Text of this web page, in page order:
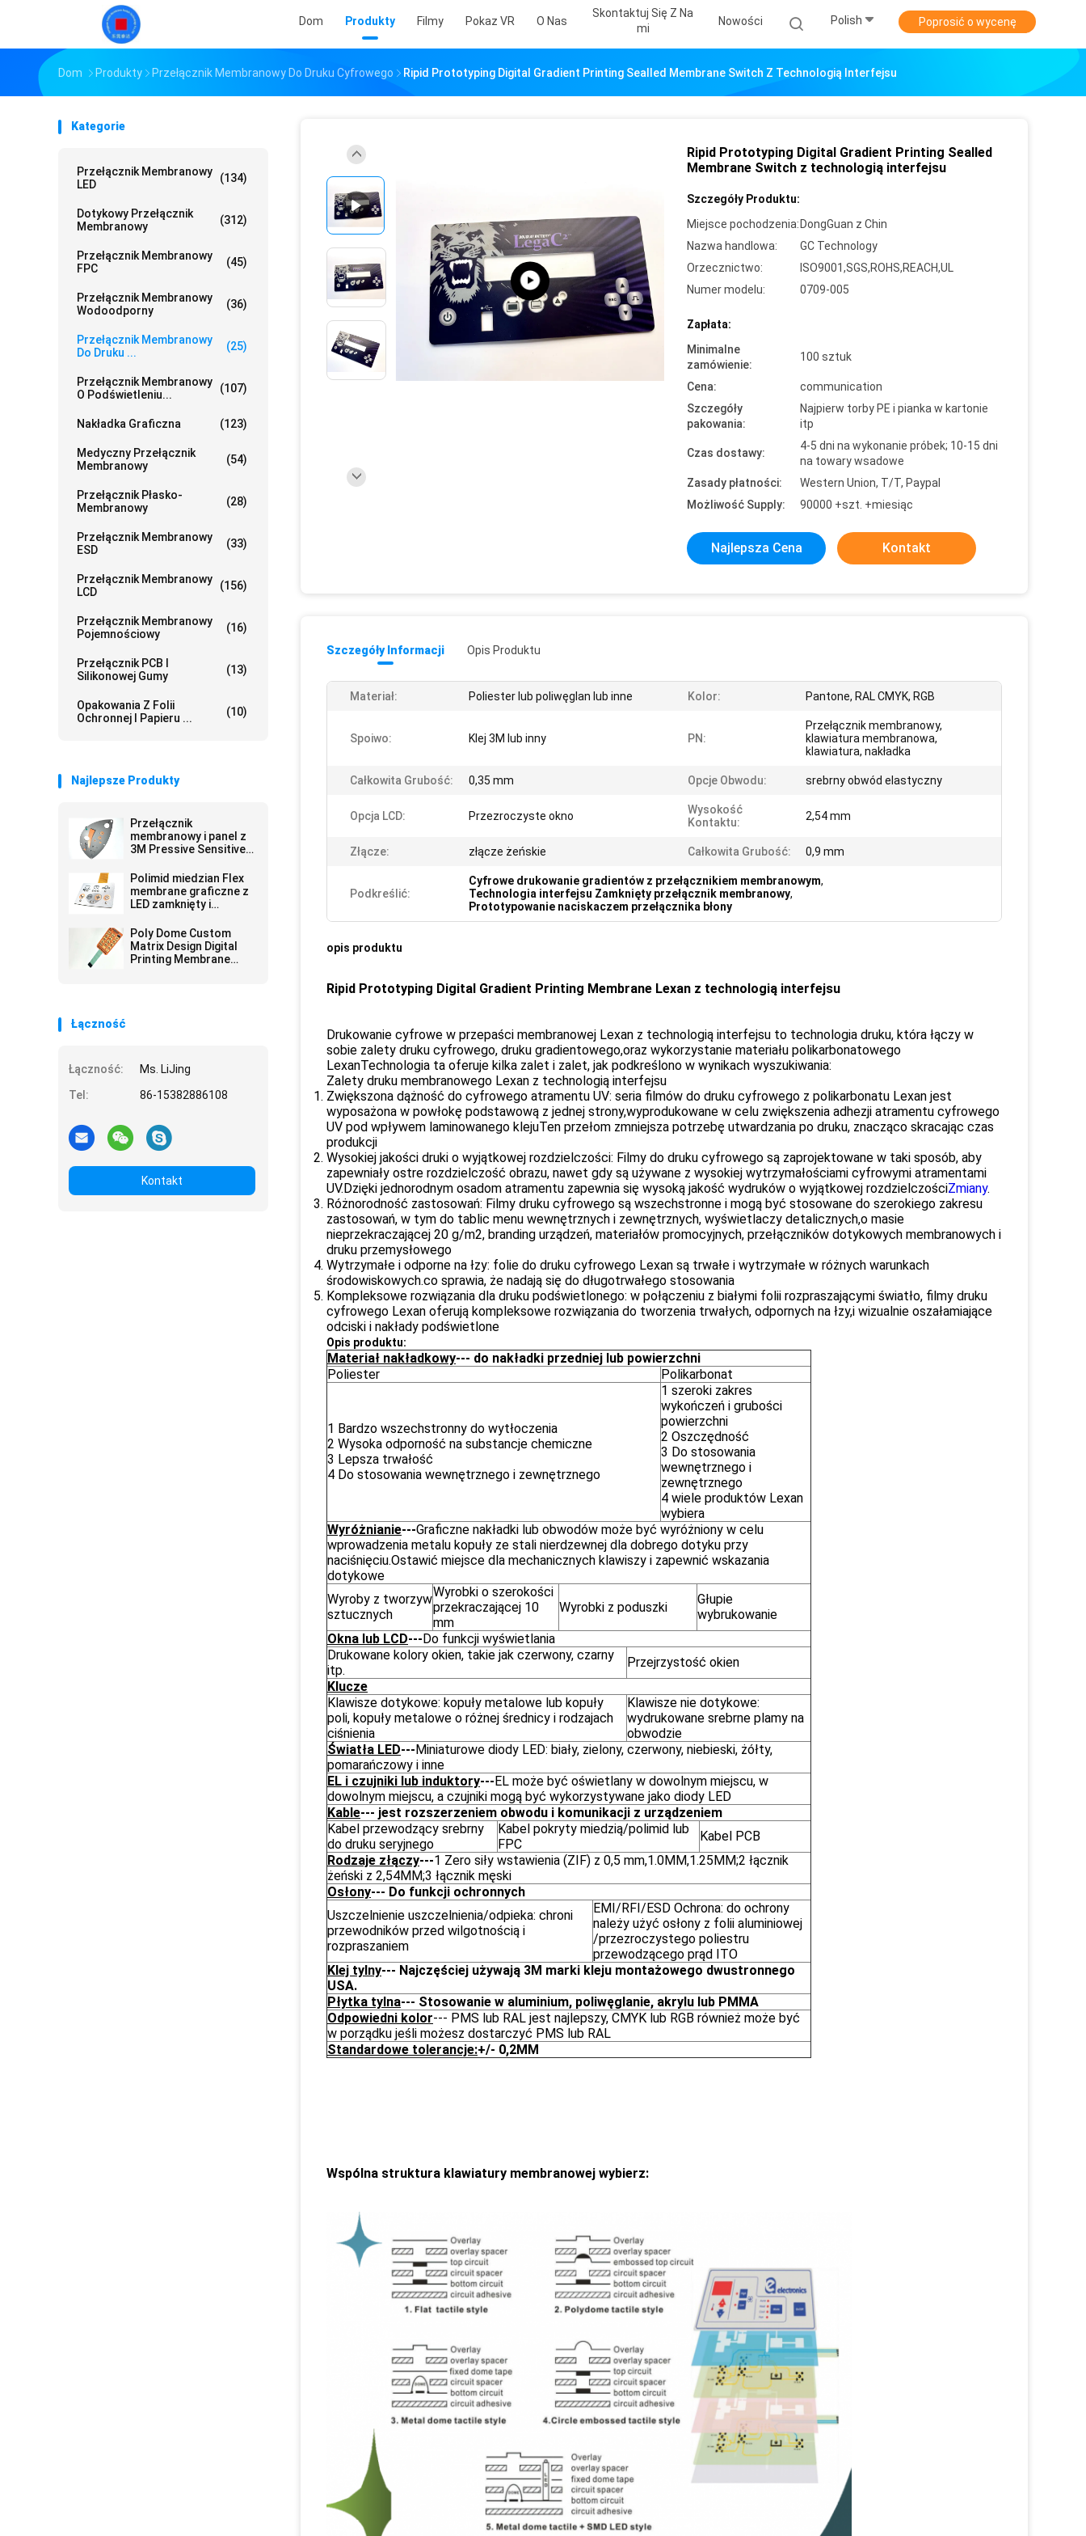
Dom Produkty Filmy Pokaz VR O Nas
Skontaktuj Się Z Na
Mi
Nowości Polish Poprosić o wycenę
Dom Produkty Przełącznik Membranowy Do Druku Cyfrowego Ripid Prototyping Digital Gradient Printing Sealled Membrane Switch Z Technologią Interfejsu
Kategorie
Przełącznik Membranowy
LED
(134)
Dotykowy Przełącznik
Membranowy
(312)
Przełącznik Membranowy
FPC
(45)
Przełącznik Membranowy
Wodoodporny
(36)
Przełącznik Membranowy
Do Druku ...
(25)
Przełącznik Membranowy
O Podświetleniu...
(107)
Nakładka Graficzna (123)
Medyczny Przełącznik
Membranowy
(54)
Przełącznik Płasko-
Membranowy
(28)
Przełącznik Membranowy
ESD
(33)
Przełącznik Membranowy
LCD
(156)
Przełącznik Membranowy
Pojemnościowy
(16)
Przełącznik PCB I
Silikonowej Gumy
(13)
Opakowania Z Folii
Ochronnej I Papieru ...
(10)
Najlepsze Produkty
Przełącznik
membranowy i panel z
3M Pressive Sensitive
Polimid miedzian Flex
membrane graficzne z
LED zamknięty i
Poly Dome Custom
Matrix Design Digital
Printing Membrane
Łączność
Łączność:
Ms. LiJing
Tel:
86-15382886108
Kontakt
Ripid Prototyping Digital Gradient Printing Sealled
Membrane Switch z technologią interfejsu
Szczegóły Produktu:
Miejsce pochodzenia: DongGuan z Chin
Nazwa handlowa:
GC Technology
Orzecznictwo:
ISO9001,SGS,ROHS,REACH,UL
Numer modelu:
0709-005
Zapłata:
Minimalne
zamówienie:
100 sztuk
Cena:
communication
Szczegóły
pakowania:
Najpierw torby PE i pianka w kartonie
itp
Czas dostawy:
4-5 dni na wykonanie próbek; 10-15 dni
na towary wsadowe
Zasady płatności:
Western Union, T/T, Paypal
Możliwość Supply:
90000 +szt. +miesiąc
Najlepsza Cena Kontakt
Szczegóły Informacji Opis Produktu
Materiał: Poliester lub poliwęglan lub inne Kolor: Pantone, RAL CMYK, RGB
Spoiwo: Klej 3M lub inny PN:
Przełącznik membranowy,
klawiatura membranowa,
klawiatura, nakładka
Całkowita Grubość: 0,35 mm Opcje Obwodu: srebrny obwód elastyczny
Opcja LCD: Przezroczyste okno
Wysokość
Kontaktu:
2,54 mm
Złącze: złącze żeńskie Całkowita Grubość: 0,9 mm
Podkreślić:
Cyfrowe drukowanie gradientów z przełącznikiem membranowym,
Technologia interfejsu Zamknięty przełącznik membranowy,
Prototypowanie naciskaczem przełącznika błony
opis produktu
Ripid Prototyping Digital Gradient Printing Membrane Lexan z technologią interfejsu
Drukowanie cyfrowe w przepaści membranowej Lexan z technologią interfejsu to technologia druku, która łączy w
sobie zalety druku cyfrowego, druku gradientowego,oraz wykorzystanie materiału polikarbonatowego
LexanTechnologia ta oferuje kilka zalet i zalet, jak podkreślono w wynikach wyszukiwania:
Zalety druku membranowego Lexan z technologią interfejsu
Zwiększona dążność do cyfrowego atramentu UV: seria filmów do druku cyfrowego z polikarbonatu Lexan jest
wyposażona w powłokę podstawową z jednej strony,wyprodukowane w celu zwiększenia adhezji atramentu cyfrowego
UV pod wpływem laminowanego klejuTen przełom zmniejsza potrzebę utwardzania po druku, znacząco skracając czas
produkcji
Wysokiej jakości druki o wyjątkowej rozdzielczości: Filmy do druku cyfrowego są zaprojektowane w taki sposób, aby
zapewniały ostre rozdzielczość obrazu, nawet gdy są używane z wysokiej wytrzymałościami cyfrowymi atramentami
UV.Dzięki jednorodnym osadom atramentu zapewnia się wysoką jakość wydruków o wyjątkowej rozdzielczościZmiany.
Różnorodność zastosowań: Filmy druku cyfrowego są wszechstronne i mogą być stosowane do szerokiego zakresu
zastosowań, w tym do tablic menu wewnętrznych i zewnętrznych, wyświetlaczy detalicznych,o masie
nieprzekraczającej 20 g/m2, branding urządzeń, materiałów promocyjnych, przełączników dotykowych membranowych i
druku przemysłowego
Wytrzymałe i odporne na łzy: folie do druku cyfrowego Lexan są trwałe i wytrzymałe w różnych warunkach
środowiskowych.co sprawia, że nadają się do długotrwałego stosowania
Kompleksowe rozwiązania dla druku podświetlonego: w połączeniu z białymi folii rozpraszającymi światło, filmy druku
cyfrowego Lexan oferują kompleksowe rozwiązania do tworzenia trwałych, odpornych na łzy,i wizualnie oszałamiające
odciski i nakłady podświetlone
Opis produktu:
Materiał nakładkowy--- do nakładki przedniej lub powierzchni
Poliester
Polikarbonat
1 Bardzo wszechstronny do wytłoczenia
2 Wysoka odporność na substancje chemiczne
3 Lepsza trwałość
4 Do stosowania wewnętrznego i zewnętrznego
1 szeroki zakres
wykończeń i grubości
powierzchni
2 Oszczędność
3 Do stosowania
wewnętrznego i
zewnętrznego
4 wiele produktów Lexan
wybiera
Wyróżnianie---Graficzne nakładki lub obwodów może być wyróżniony w celu
wprowadzenia metalu kopuły ze stali nierdzewnej dla dobrego dotyku przy
naciśnięciu.Ostawić miejsce dla mechanicznych klawiszy i zapewnić wskazania
dotykowe
Wyroby z tworzyw
sztucznych
Wyrobki o szerokości
przekraczającej 10
mm
Wyrobki z poduszki
Głupie
wybrukowanie
Okna lub LCD---Do funkcji wyświetlania
Drukowane kolory okien, takie jak czerwony, czarny
itp.
Przejrzystość okien
Klucze
Klawisze dotykowe: kopuły metalowe lub kopuły
poli, kopuły metalowe o różnej średnicy i rodzajach
ciśnienia
Klawisze nie dotykowe:
wydrukowane srebrne plamy na
obwodzie
Światła LED---Miniaturowe diody LED: biały, zielony, czerwony, niebieski, żółty,
pomarańczowy i inne
EL i czujniki lub induktory---EL może być oświetlany w dowolnym miejscu, w
dowolnym miejscu, a czujniki mogą być wykorzystywane jako diody LED
Kable--- jest rozszerzeniem obwodu i komunikacji z urządzeniem
Kabel przewodzący srebrny
do druku seryjnego
Kabel pokryty miedzią/polimid lub
FPC
Kabel PCB
Rodzaje złączy---1 Zero siły wstawienia (ZIF) z 0,5 mm,1.0MM,1.25MM;2 łącznik
żeński z 2,54MM;3 łącznik męski
Osłony--- Do funkcji ochronnych
Uszczelnienie uszczelnienia/odpieka: chroni
przewodników przed wilgotnością i
rozpraszaniem
EMI/RFI/ESD Ochrona: do ochrony
należy użyć osłony z folii aluminiowej
/przezroczystego poliestru
przewodzącego prąd ITO
Klej tylny--- Najczęściej używają 3M marki kleju montażowego dwustronnego
USA.
Płytka tylna--- Stosowanie w aluminium, poliwęglanie, akrylu lub PMMA
Odpowiedni kolor--- PMS lub RAL jest najlepszy, CMYK lub RGB również może być
w porządku jeśli możesz dostarczyć PMS lub RAL
Standardowe tolerancje:+/- 0,2MM
Wspólna struktura klawiatury membranowej wybierz: